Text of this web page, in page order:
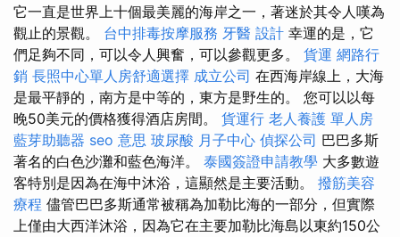
它一直是世界上十個最美麗的海岸之一，著迷於其令人嘆為
觀止的景觀。 台中排毒按摩服務 牙醫 設計 幸運的是，它
們足夠不同，可以令人興奮，可以參觀更多。 貨運 網路行
銷 長照中心單人房舒適選擇 成立公司 在西海岸線上，大海
是最平靜的，南方是中等的，東方是野生的。 您可以以每
晚50美元的價格獲得酒店房間。 貨運行 老人養護 單人房
藍芽助聽器 seo 意思 玻尿酸 月子中心 偵探公司 巴巴多斯
著名的白色沙灘和藍色海洋。 泰國簽證申請教學 大多數遊
客特別是因為在海中沐浴，這顯然是主要活動。 撥筋美容
療程 儘管巴巴多斯通常被稱為加勒比海的一部分，但實際
上僅由大西洋沐浴，因為它在主要加勒比海島以東約150公